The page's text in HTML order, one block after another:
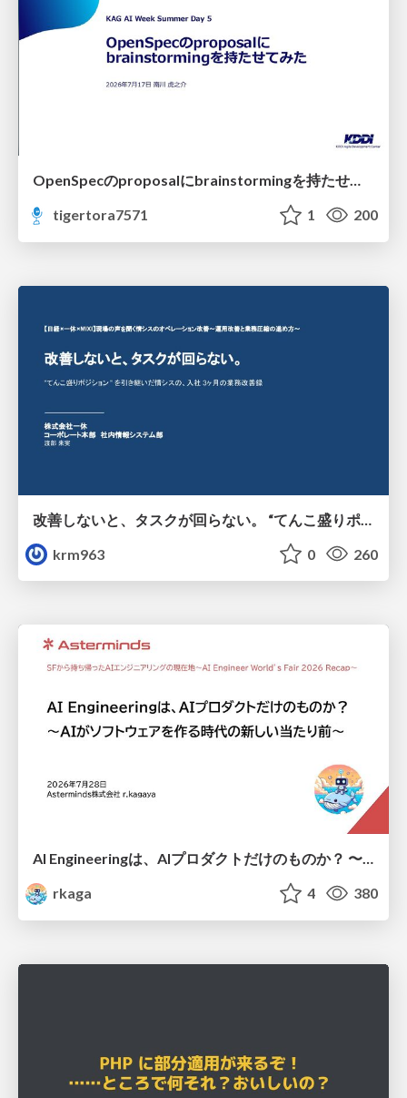
OpenSpecのproposalにbrainstormingを持たせてみた
tigertora7571
1 200
krm963
0 260
AI Engineeringは、AIプロダクトだけのものか？ 〜AIがソフトウェアを作る時代の新しい当たり前〜 / No AI in your product. AI Engineering in your development.
rkaga
4 380